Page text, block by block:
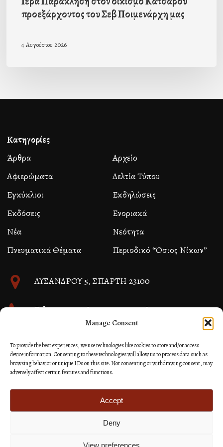
Manage Consent
To provide the best experiences, we use technologies like cookies to store and/or access
device information. Consenting to these technologies will allow us to process data such as
browsing behavior or unique IDs on this site. Not consenting or withdrawing consent, may
adversely affect certain features and functions.
Accept
Deny
View preferences
προεξάρχοντος του Σεβ Ποιμενάρχη μας
4 Αυγούστου 2026
Κατηγορίες
Άρθρα
Αρχείο
Αφιερώματα
Δελτία Τύπου
Εγκύκλιοι
Εκδηλώσεις
Εκδόσεις
Ενοριακά
Νέα
Νεότητα
Πνευματικά Θέματα
Περιοδικό “Όσιος Νίκων”
ΛΥΣΑΝΔΡΟΥ 5, ΣΠΑΡΤΗ 23100
Τηλ. 27310 26580 και 27310 26581
Κατασκευή Ιστοσελίδων Site as you GO: Falcon από
Hellenic Technologies